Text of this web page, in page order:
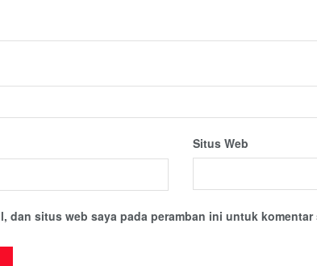
Situs Web
dan situs web saya pada peramban ini untuk